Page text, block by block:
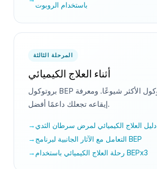
باستخدام الروبوت
المرحلة الثالثة
أثناء العلاج الكيميائي
بروتوكول BEP هو البروتوكول الأكثر شيوعًا. ومعرفة
إيقاعه تجعلك داعمًا أفضل.
دليل العلاج الكيميائي لمرض سرطان الثدي
التعامل مع الآثار الجانبية لبرنامج BEP
رحلة العلاج الكيميائي باستخدام BEPx3